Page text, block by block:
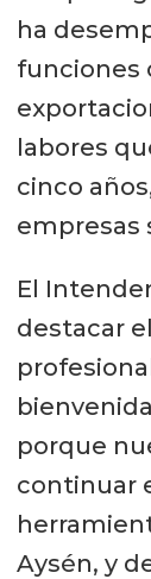
ha
funciones
labores
cinco
empresas
El
destacar
porque
continuar
Aysén, y